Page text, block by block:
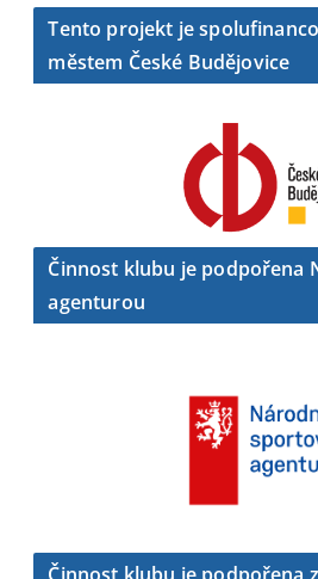
Tento projekt je
městem České Budějovice
Činnost klubu je podpořena
agenturou